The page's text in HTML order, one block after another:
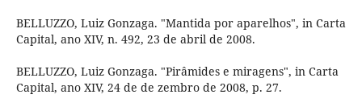
BELLUZZO, Luiz Gonzaga. "Mantida por aparelhos", in Carta
Capital, ano XIV, n. 492, 23 de abril de 2008.
BELLUZZO, Luiz Gonzaga. "Pirâmides e miragens", in Carta
Capital, ano XIV, 24 de de zembro de 2008, p. 27.